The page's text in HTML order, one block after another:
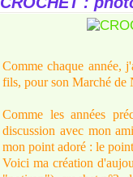
Comme chaque année,
fils, pour son Marché de
Comme les années
discussion avec mon
mon point adoré : le
Voici ma création